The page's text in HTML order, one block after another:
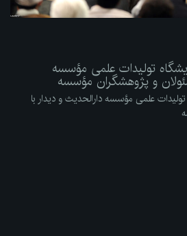
تولیدات علمی مؤسسه
و پژوهشگران مؤسسه
تولیدات علمی مؤسسه دارالحدیث و دیدار با